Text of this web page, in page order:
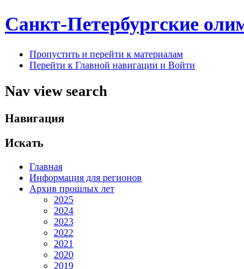
Санкт-Петербургские
Пропустить и перейти к материалам
Перейти к Главной навигации и Войти
Nav view search
Навигация
Искать
Главная
Информация для регионов
Архив прошлых лет
2025
2024
2023
2022
2021
2020
2019